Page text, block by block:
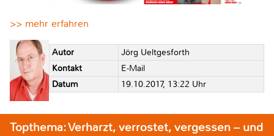
>> mehr erfahren
Autor
Jörg Ueltgesforth
Kontakt
E-Mail
Datum
19.10.2017, 13:22 Uhr
Topthema: Verharzt, verrostet, vergessen – und